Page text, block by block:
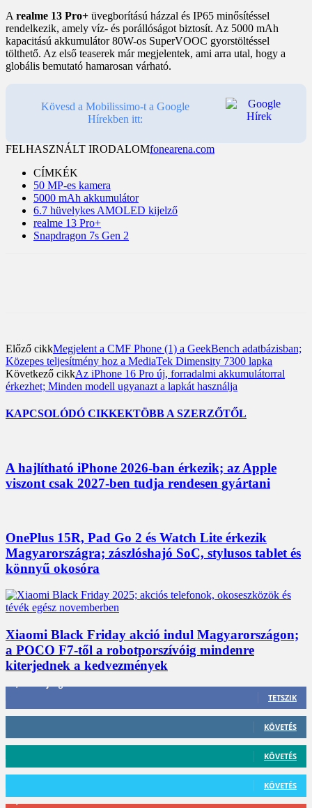
A realme 13 Pro+ üvegborítású házzal és IP65 minősítéssel
rendelkezik, amely víz- és porállóságot biztosít. Az 5000 mAh
kapacitású akkumulátor 80W-os SuperVOOC gyorstöltéssel
tölthető. Az első teaserek már megjelentek, ami arra utal, hogy a
globális bemutató hamarosan várható.
Kövesd a Mobilissimo-t a Google
Hírekben itt:
FELHASZNÁLT IRODALOMfonearena.com
CÍMKÉK
50 MP-es kamera
5000 mAh akkumulátor
6.7 hüvelykes AMOLED kijelző
realme 13 Pro+
Snapdragon 7s Gen 2
Előző cikkMegjelent a CMF Phone (1) a GeekBench adatbázisban;
Közepes teljesítmény hoz a MediaTek Dimensity 7300 lapka
Következő cikkAz iPhone 16 Pro új, forradalmi akkumulátorral
érkezhet; Minden modell ugyanazt a lapkát használja
KAPCSOLÓDÓ CIKKEKTÖBB A SZERZŐTŐL
A hajlítható iPhone 2026-ban érkezik; az Apple
viszont csak 2027-ben tudja rendesen gyártani
OnePlus 15R, Pad Go 2 és Watch Lite érkezik
Magyarországra; zászlóshajó SoC, stylusos tablet és
könnyű okosóra
Xiaomi Black Friday akció indul Magyarországon;
a POCO F7-től a robotporszívóig mindenre
kiterjednek a kedvezmények
TETSZIK
412 Követő
KÖVETÉS
59 Követő
KÖVETÉS
101 Követő
KÖVETÉS
2,589 Feliratkozó